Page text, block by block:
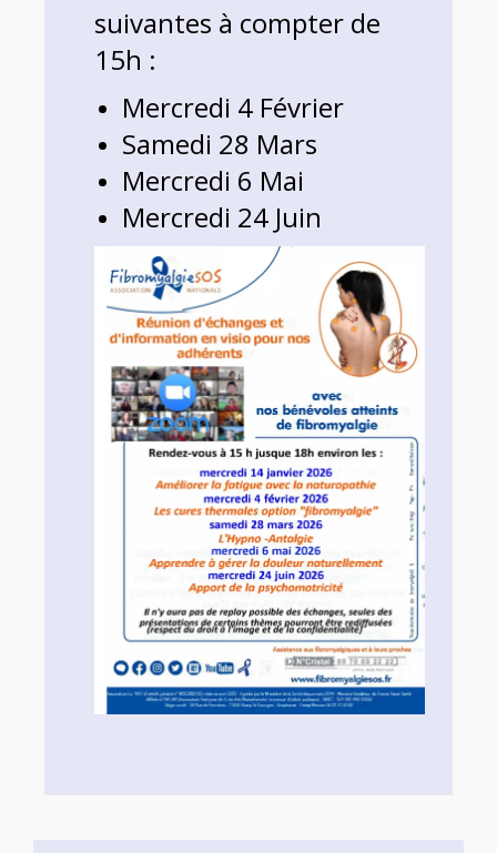
suivantes à compter de
15h :
Mercredi 4 Février
Samedi 28 Mars
Mercredi 6 Mai
Mercredi 24 Juin